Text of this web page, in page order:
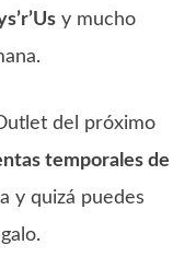
y mucho
del próximo
temporales de
y quizá puedes